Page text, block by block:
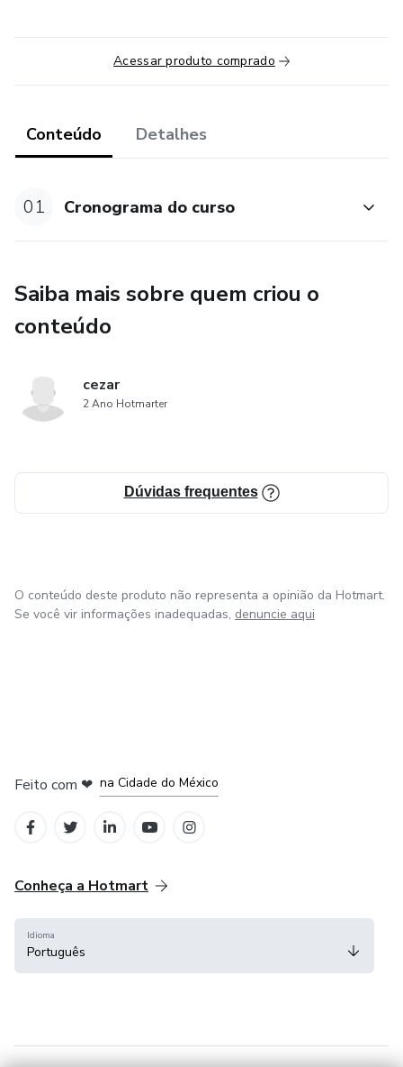
Acessar produto comprado
Conteúdo Detalhes
01 Cronograma do curso
Saiba mais sobre quem criou o
conteúdo
cezar
2 Ano Hotmarter
Dúvidas frequentes
O conteúdo deste produto não representa a opinião da Hotmart.
Se você vir informações inadequadas, denuncie aqui
Feito com ❤ na Cidade do México
Conheça a Hotmart
Idioma
Português